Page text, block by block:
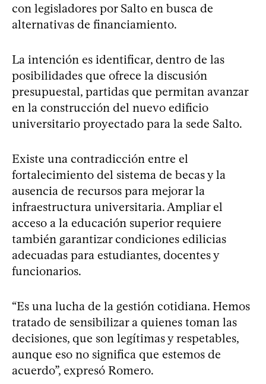
con legisladores por Salto en busca de
alternativas de financiamiento.
La intención es identificar, dentro de las
posibilidades que ofrece la discusión
presupuestal, partidas que permitan avanzar
en la construcción del nuevo edificio
universitario proyectado para la sede Salto.
Existe una contradicción entre el
fortalecimiento del sistema de becas y la
ausencia de recursos para mejorar la
infraestructura universitaria. Ampliar el
acceso a la educación superior requiere
también garantizar condiciones edilicias
adecuadas para estudiantes, docentes y
funcionarios.
“Es una lucha de la gestión cotidiana. Hemos
tratado de sensibilizar a quienes toman las
decisiones, que son legítimas y respetables,
aunque eso no significa que estemos de
acuerdo”, expresó Romero.